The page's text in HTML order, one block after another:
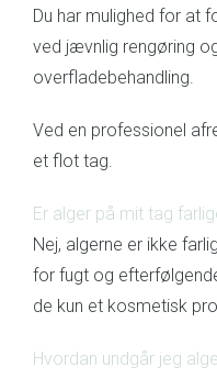
Du har mulighed for at
ved jævnlig rengøring
overfladebehandling.
Ved en professionel
et flot tag.
Er alger på mit tag
Nej, algerne er ikke
for fugt og
de kun et kosmetisk
Hvordan undgår jeg